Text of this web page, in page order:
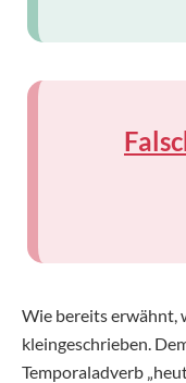
Wie bereits erwähnt,
kleingeschrieben.
Temporaladverb